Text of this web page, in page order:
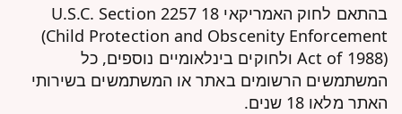
בהתאם לחוק האמריקאי 18 U.S.C. Section 2257
(Child Protection and Obscenity Enforcement
Act of 1988) ולחוקים בינלאומיים נוספים, כל
המשתמשים הרשומים באתר או המשתמשים בשירותי
האתר מלאו 18 שנים.